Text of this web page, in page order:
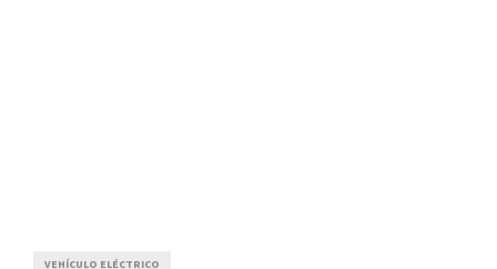
VEHÍCULO ELÉCTRICO